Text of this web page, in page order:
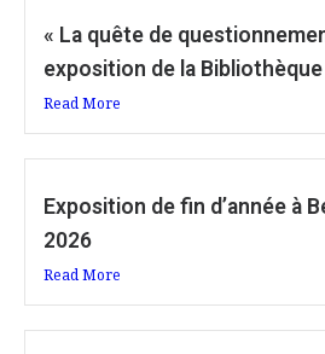
« La quête de
exposition de la
Read More
Exposition de fin d’année à
2026
Read More